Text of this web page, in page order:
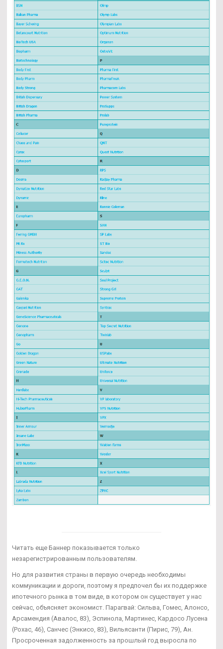
Читать еще Баннер показывается только
незарегистрированным пользователям.
Но для развития страны в первую очередь необходимы
коммуникации и дороги, поэтому я предпочел бы их поддержке
ипотечного рынка в том виде, в котором он существует у нас
сейчас, объясняет экономист. Парагвай: Сильва, Гомес, Алонсо,
Арсамендия (Авалос, 83), Эспинола, Мартинес, Кардосо Лусена
(Рохас, 46), Санчес (Энкисо, 83), Вильясанти (Пирис, 79), Ан.
Просроченная задолженность за прошлый год выросла по